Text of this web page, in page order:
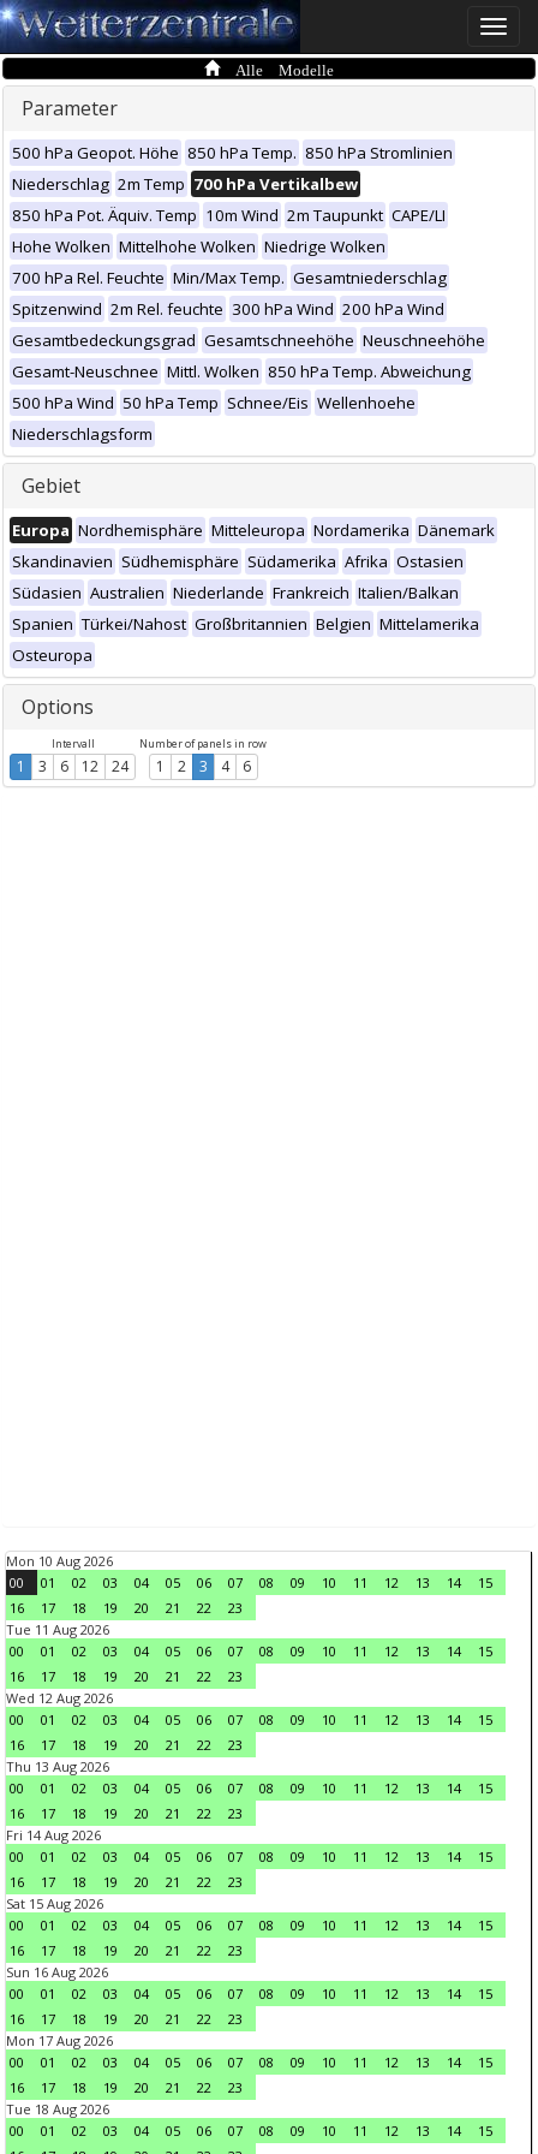
Toggle
Alle Modelle
Parameter
500 hPa Geopot. Höhe 850 hPa Temp. 850 hPa Stromlinien
Niederschlag 2m Temp 700 hPa Vertikalbew
850 hPa Pot. Äquiv. Temp 10m Wind 2m Taupunkt CAPE/LI
Hohe Wolken Mittelhohe Wolken Niedrige Wolken
700 hPa Rel. Feuchte Min/Max Temp. Gesamtniederschlag
Spitzenwind 2m Rel. feuchte 300 hPa Wind 200 hPa Wind
Gesamtbedeckungsgrad Gesamtschneehöhe Neuschneehöhe
Gesamt-Neuschnee Mittl. Wolken 850 hPa Temp. Abweichung
500 hPa Wind 50 hPa Temp Schnee/Eis Wellenhoehe
Niederschlagsform
Gebiet
Europa Nordhemisphäre Mitteleuropa Nordamerika Dänemark
Skandinavien Südhemisphäre Südamerika Afrika Ostasien
Südasien Australien Niederlande Frankreich Italien/Balkan
Spanien Türkei/Nahost Großbritannien Belgien Mittelamerika
Osteuropa
Options
Intervall
1 3 6 12 24
Number of panels in row
1 2 3 4 6
Mon 10 Aug 2026
00
01 02 03 04 05 06 07 08 09 10 11 12 13 14
15
16
17 18 19 20 21 22
23
Tue 11 Aug 2026
00
01 02 03 04 05 06 07 08 09 10 11 12 13 14
15
16
17 18 19 20 21 22
23
Wed 12 Aug 2026
00
01 02 03 04 05 06 07 08 09 10 11 12 13 14
15
16
17 18 19 20 21 22
23
Thu 13 Aug 2026
00
01 02 03 04 05 06 07 08 09 10 11 12 13 14
15
16
17 18 19 20 21 22
23
Fri 14 Aug 2026
00
01 02 03 04 05 06 07 08 09 10 11 12 13 14
15
16
17 18 19 20 21 22
23
Sat 15 Aug 2026
00
01 02 03 04 05 06 07 08 09 10 11 12 13 14
15
16
17 18 19 20 21 22
23
Sun 16 Aug 2026
00
01 02 03 04 05 06 07 08 09 10 11 12 13 14
15
16
17 18 19 20 21 22
23
Mon 17 Aug 2026
00
01 02 03 04 05 06 07 08 09 10 11 12 13 14
15
16
17 18 19 20 21 22
23
Tue 18 Aug 2026
00
01 02 03 04 05 06 07 08 09 10 11 12 13 14
15